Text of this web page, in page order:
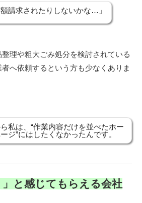
額請求されたりしないかな…」
理や粗大ごみ処分を検討されている
へ依頼するという方も少なくありま
私は、“作業内容だけを並べたホー
ジ”にはしたくなかったんです。
」と感じてもらえる会社